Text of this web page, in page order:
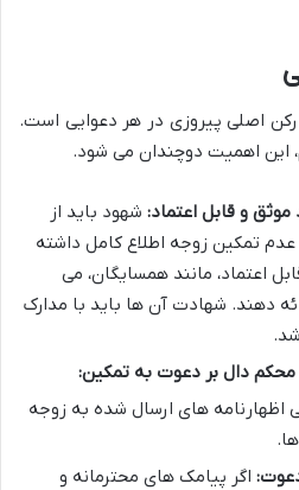
رکن اصلی پیروزی در هر دعوایی است.
این اهمیت دوچندان می شود.
و قابل اعتماد: شهود باید از
تمکین زوجه اطلاع کامل داشته
اعتماد، مانند همسایگان، می
دهند. شهادت آن ها باید با مدارک
محکم دال بر دعوت به تمکین:
اظهارنامه های ارسال شده به زوجه
اگر پیامک های محترمانه و